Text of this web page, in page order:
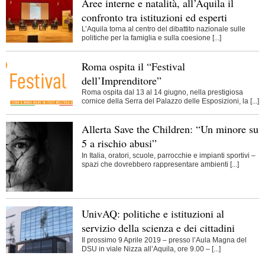
confronto tra istituzioni ed esperti
L’Aquila torna al centro del dibattito nazionale sulle
politiche per la famiglia e sulla coesione [...]
Roma ospita il “Festival
dell’Imprenditore”
Roma ospita dal 13 al 14 giugno, nella prestigiosa
cornice della Serra del Palazzo delle Esposizioni, la [...]
Allerta Save the Children: “Un minore su
5 a rischio abusi”
In Italia, oratori, scuole, parrocchie e impianti sportivi –
spazi che dovrebbero rappresentare ambienti [...]
UnivAQ: politiche e istituzioni al
servizio della scienza e dei cittadini
Il prossimo 9 Aprile 2019 – presso l’Aula Magna del
DSU in viale Nizza all’Aquila, ore 9.00 – [...]